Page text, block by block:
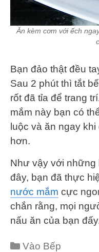
Ăn kèm cơm với ếch
Bạn đảo thật đều
Sau 2 phút thì tắt
rốt đã tỉa để trang
mắm này bạn có
luộc và ăn ngay
hơn.
Như vậy với những
đây, bạn đã thực
nước mắm cực
chắn rằng, mọi
nấu ăn của bạn
Categories
Vào Bếp